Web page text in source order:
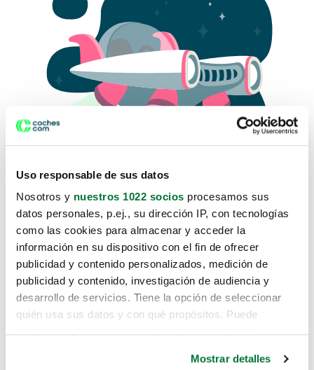
Uso responsable de sus datos
Nosotros y nuestros 1022 socios procesamos sus
datos personales, p.ej., su dirección IP, con tecnologías
como las cookies para almacenar y acceder la
información en su dispositivo con el fin de ofrecer
publicidad y contenido personalizados, medición de
publicidad y contenido, investigación de audiencia y
desarrollo de servicios. Tiene la opción de seleccionar
quién usa sus datos y con qué propósitos. Puede
Mostrar detalles
Lo sentimos, no sabemos como
te hemos traido hasta aquí.
Pero puedes encontrar el coche que estás
buscando en alguno de estos enlaces: